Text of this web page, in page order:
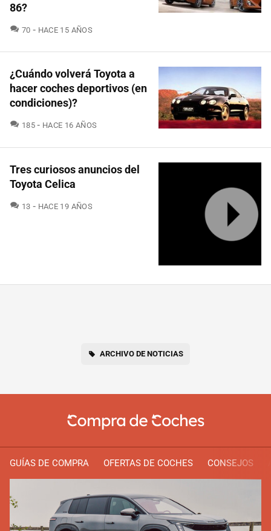
86?
70 COMENTARIOS
HACE 15 AÑOS
¿Cuándo volverá Toyota a
hacer coches deportivos (en
condiciones)?
185COMENTARIOS
HACE 16 AÑOS
Tres curiosos anuncios del
Toyota Celica
13 COMENTARIOS
HACE 19 AÑOS
ARCHIVO DE NOTICIAS
GUÍAS DE COMPRA OFERTAS DE COCHES CONSEJOS